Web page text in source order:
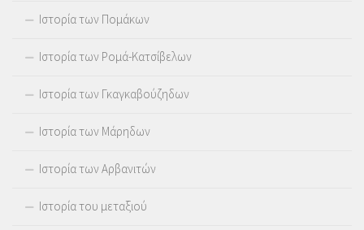
Ιστορία των Πομάκων
Ιστορία των Ρομά-Κατσίβελων
Ιστορία των Γκαγκαβούζηδων
Ιστορία των Μάρηδων
Ιστορία των Αρβανιτών
Ιστορία του μεταξιού